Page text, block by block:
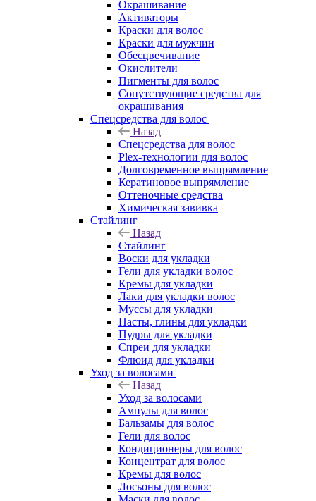
Окрашивание
Активаторы
Краски для волос
Краски для мужчин
Обесцвечивание
Окислители
Пигменты для волос
Сопутствующие средства для
окрашивания
Спецсредства для волос
Назад
Спецсредства для волос
Plex-технологии для волос
Долговременное выпрямление
Кератиновое выпрямление
Оттеночные средства
Химическая завивка
Стайлинг
Назад
Стайлинг
Воски для укладки
Гели для укладки волос
Кремы для укладки
Лаки для укладки волос
Муссы для укладки
Пасты, глины для укладки
Пудры для укладки
Спреи для укладки
Флюид для укладки
Уход за волосами
Назад
Уход за волосами
Ампулы для волос
Бальзамы для волос
Гели для волос
Кондиционеры для волос
Концентрат для волос
Кремы для волос
Лосьоны для волос